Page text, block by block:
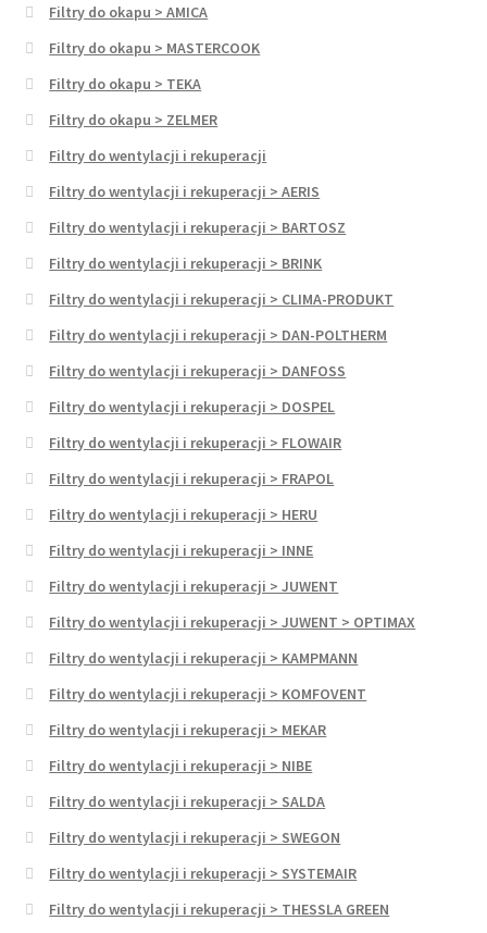
Filtry do okapu > AMICA
Filtry do okapu > MASTERCOOK
Filtry do okapu > TEKA
Filtry do okapu > ZELMER
Filtry do wentylacji i rekuperacji
Filtry do wentylacji i rekuperacji > AERIS
Filtry do wentylacji i rekuperacji > BARTOSZ
Filtry do wentylacji i rekuperacji > BRINK
Filtry do wentylacji i rekuperacji > CLIMA-PRODUKT
Filtry do wentylacji i rekuperacji > DAN-POLTHERM
Filtry do wentylacji i rekuperacji > DANFOSS
Filtry do wentylacji i rekuperacji > DOSPEL
Filtry do wentylacji i rekuperacji > FLOWAIR
Filtry do wentylacji i rekuperacji > FRAPOL
Filtry do wentylacji i rekuperacji > HERU
Filtry do wentylacji i rekuperacji > INNE
Filtry do wentylacji i rekuperacji > JUWENT
Filtry do wentylacji i rekuperacji > JUWENT > OPTIMAX
Filtry do wentylacji i rekuperacji > KAMPMANN
Filtry do wentylacji i rekuperacji > KOMFOVENT
Filtry do wentylacji i rekuperacji > MEKAR
Filtry do wentylacji i rekuperacji > NIBE
Filtry do wentylacji i rekuperacji > SALDA
Filtry do wentylacji i rekuperacji > SWEGON
Filtry do wentylacji i rekuperacji > SYSTEMAIR
Filtry do wentylacji i rekuperacji > THESSLA GREEN